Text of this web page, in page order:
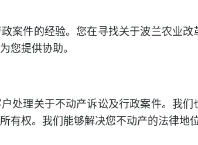
案件的经验。您在寻找关于波兰农业
您提供协助。
处理关于不动产诉讼及行政案件。我
有权。我们能够解决您不动产的法律地位